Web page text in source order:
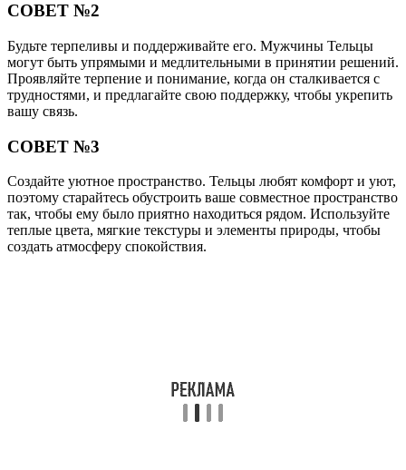
СОВЕТ №2
Будьте терпеливы и поддерживайте его. Мужчины Тельцы
могут быть упрямыми и медлительными в принятии решений.
Проявляйте терпение и понимание, когда он сталкивается с
трудностями, и предлагайте свою поддержку, чтобы укрепить
вашу связь.
СОВЕТ №3
Создайте уютное пространство. Тельцы любят комфорт и уют,
поэтому старайтесь обустроить ваше совместное пространство
так, чтобы ему было приятно находиться рядом. Используйте
теплые цвета, мягкие текстуры и элементы природы, чтобы
создать атмосферу спокойствия.